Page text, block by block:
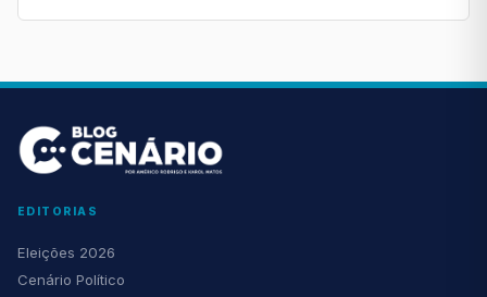
EDITORIAS
Eleições 2026
Cenário Político